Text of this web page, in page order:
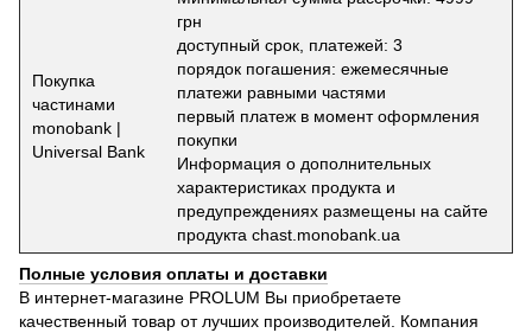
Покупка
частинами
monobank |
Universal Bank
грн
доступный срок, платежей: 3
порядок погашения: ежемесячные
платежи равными частями
первый платеж в момент оформления
покупки
Информация о дополнительных
характеристиках продукта и
предупреждениях размещены на сайте
продукта chast.monobank.ua
Полные условия оплаты и доставки
В интернет-магазине PROLUM Вы приобретаете
качественный товар от лучших производителей. Компания